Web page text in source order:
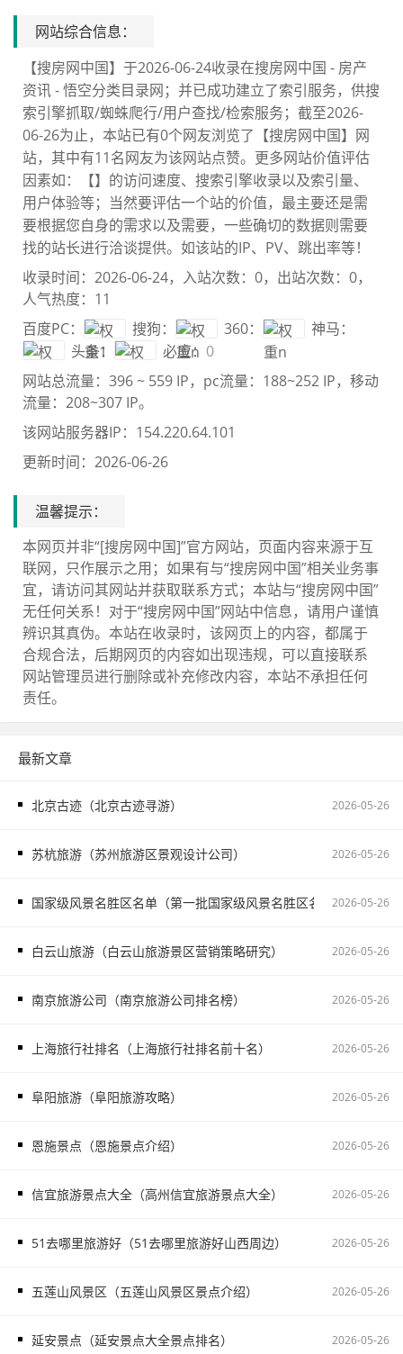
网站综合信息：
【搜房网中国】于2026-06-24收录在搜房网中国 - 房产
资讯 - 悟空分类目录网；并已成功建立了索引服务，供搜
索引擎抓取/蜘蛛爬行/用户查找/检索服务；截至2026-
06-26为止，本站已有0个网友浏览了【搜房网中国】网
站，其中有11名网友为该网站点赞。更多网站价值评估
因素如：【】的访问速度、搜索引擎收录以及索引量、
用户体验等；当然要评估一个站的价值，最主要还是需
要根据您自身的需求以及需要，一些确切的数据则需要
找的站长进行洽谈提供。如该站的IP、PV、跳出率等！
收录时间：2026-06-24，入站次数：0，出站次数：0，
人气热度：11
百度PC：
搜狗： 360：
神马：
头条：
必应： 0
网站总流量： 396 ~ 559 IP，pc流量： 188~252 IP，移动
流量： 208~307 IP。
该网站服务器IP：154.220.64.101
更新时间：2026-06-26
温馨提示：
本网页并非“[搜房网中国]”官方网站，页面内容来源于互
联网，只作展示之用；如果有与“搜房网中国”相关业务事
宜，请访问其网站并获取联系方式；本站与“搜房网中国”
无任何关系！对于“搜房网中国”网站中信息，请用户谨慎
辨识其真伪。本站在收录时，该网页上的内容，都属于
合规合法，后期网页的内容如出现违规，可以直接联系
网站管理员进行删除或补充修改内容，本站不承担任何
责任。
最新文章
北京古迹（北京古迹寻游） 2026-05-26
苏杭旅游（苏州旅游区景观设计公司） 2026-05-26
国家级风景名胜区名单（第一批国家级风景名胜区名单）2026-05-26
白云山旅游（白云山旅游景区营销策略研究） 2026-05-26
南京旅游公司（南京旅游公司排名榜） 2026-05-26
上海旅行社排名（上海旅行社排名前十名） 2026-05-26
阜阳旅游（阜阳旅游攻略） 2026-05-26
恩施景点（恩施景点介绍） 2026-05-26
信宜旅游景点大全（高州信宜旅游景点大全） 2026-05-26
51去哪里旅游好（51去哪里旅游好山西周边） 2026-05-26
五莲山风景区（五莲山风景区景点介绍） 2026-05-26
延安景点（延安景点大全景点排名） 2026-05-26